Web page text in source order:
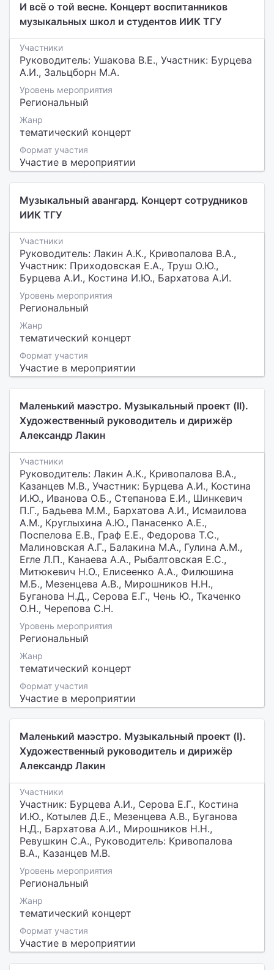
И всё о той весне. Концерт воспитанников
музыкальных школ и студентов ИИК ТГУ
Участники
Руководитель: Ушакова В.Е., Участник: Бурцева
А.И., Зальцборн М.А.
Уровень мероприятия
Региональный
Жанр
тематический концерт
Формат участия
Участие в мероприятии
Музыкальный авангард. Концерт сотрудников
ИИК ТГУ
Участники
Руководитель: Лакин А.К., Кривопалова В.А.,
Участник: Приходовская Е.А., Труш О.Ю.,
Бурцева А.И., Костина И.Ю., Бархатова А.И.
Уровень мероприятия
Региональный
Жанр
тематический концерт
Формат участия
Участие в мероприятии
Маленький маэстро. Музыкальный проект (II).
Художественный руководитель и дирижёр
Александр Лакин
Участники
Руководитель: Лакин А.К., Кривопалова В.А.,
Казанцев М.В., Участник: Бурцева А.И., Костина
И.Ю., Иванова О.Б., Степанова Е.И., Шинкевич
П.Г., Бадьева М.М., Бархатова А.И., Исмаилова
А.М., Круглыхина А.Ю., Панасенко А.Е.,
Поспелова Е.В., Граф Е.Е., Федорова Т.С.,
Малиновская А.Г., Балакина М.А., Гулина А.М.,
Егле Л.П., Канаева А.А., Рыбалтовская Е.С.,
Митюкевич Н.О., Елисеенко А.А., Филюшина
М.Б., Мезенцева А.В., Мирошников Н.Н.,
Буганова Н.Д., Серова Е.Г., Чень Ю., Ткаченко
О.Н., Черепова С.Н.
Уровень мероприятия
Региональный
Жанр
тематический концерт
Формат участия
Участие в мероприятии
Маленький маэстро. Музыкальный проект (I).
Художественный руководитель и дирижёр
Александр Лакин
Участники
Участник: Бурцева А.И., Серова Е.Г., Костина
И.Ю., Котылев Д.Е., Мезенцева А.В., Буганова
Н.Д., Бархатова А.И., Мирошников Н.Н.,
Ревушкин С.А., Руководитель: Кривопалова
В.А., Казанцев М.В.
Уровень мероприятия
Региональный
Жанр
тематический концерт
Формат участия
Участие в мероприятии